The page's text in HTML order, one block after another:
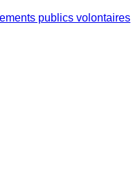
publics volontaires